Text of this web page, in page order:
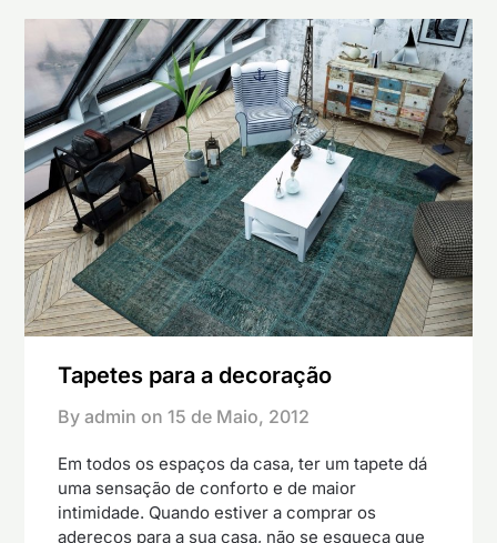
Tapetes para a decoração
By admin on 15 de Maio, 2012
Em todos os espaços da casa, ter um tapete dá
uma sensação de conforto e de maior
intimidade. Quando estiver a comprar os
adereços para a sua casa, não se esqueça que